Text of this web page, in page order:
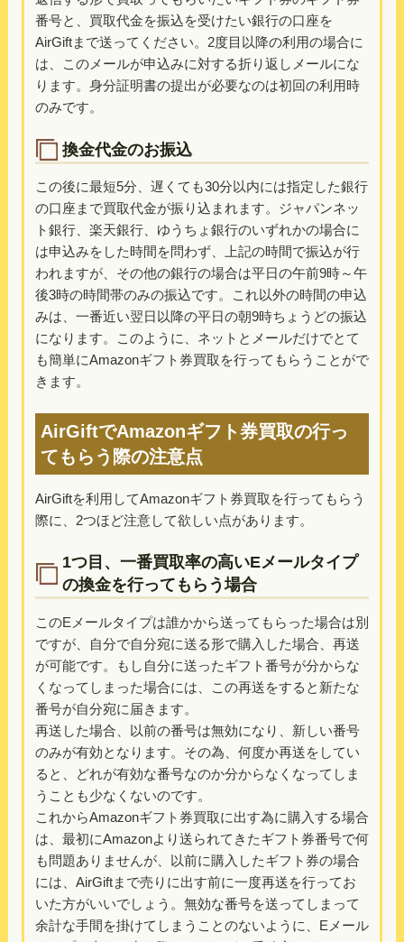
番号と、買取代金を振込を受けたい銀行の口座を
AirGiftまで送ってください。2度目以降の利用の場合に
は、このメールが申込みに対する折り返しメールにな
ります。身分証明書の提出が必要なのは初回の利用時
のみです。
換金代金のお振込
この後に最短5分、遅くても30分以内には指定した銀行
の口座まで買取代金が振り込まれます。ジャパンネッ
ト銀行、楽天銀行、ゆうちょ銀行のいずれかの場合に
は申込みをした時間を問わず、上記の時間で振込が行
われますが、その他の銀行の場合は平日の午前9時～午
後3時の時間帯のみの振込です。これ以外の時間の申込
みは、一番近い翌日以降の平日の朝9時ちょうどの振込
になります。このように、ネットとメールだけでとて
も簡単にAmazonギフト券買取を行ってもらうことがで
きます。
AirGiftでAmazonギフト券買取の行っ
てもらう際の注意点
AirGiftを利用してAmazonギフト券買取を行ってもらう
際に、2つほど注意して欲しい点があります。
1つ目、一番買取率の高いEメールタイプ
の換金を行ってもらう場合
このEメールタイプは誰かから送ってもらった場合は別
ですが、自分で自分宛に送る形で購入した場合、再送
が可能です。もし自分に送ったギフト番号が分からな
くなってしまった場合には、この再送をすると新たな
番号が自分宛に届きます。
再送した場合、以前の番号は無効になり、新しい番号
のみが有効となります。その為、何度か再送をしてい
ると、どれが有効な番号なのか分からなくなってしま
うことも少なくないのです。
これからAmazonギフト券買取に出す為に購入する場合
は、最初にAmazonより送られてきたギフト券番号で何
も問題ありませんが、以前に購入したギフト券の場合
には、AirGiftまで売りに出す前に一度再送を行ってお
いた方がいいでしょう。無効な番号を送ってしまって
余計な手間を掛けてしまうことのないように、Eメール